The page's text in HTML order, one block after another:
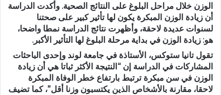
الوزن خلال مراحل البلوغ على النتائج الصحية. وأكدت الدراسة
أن زيادة الوزن المبكرة يكون لها تأثير كبير على صحتنا
لسنوات عديدة لاحقة، وأظهرت نتائج الدراسة نمطا واضحا،
هو: زيادة الوزن في بداية مرحلة البلوغ لها التأثير الأكبر.
تقول تانيا ستوكس، الأستاذة في جامعة لوند وإحدى الباحثات
المشاركات في الدراسة إن “النتيجة الأكثر ثباتا هي أن زيادة
الوزن في سن مبكرة ترتبط بارتفاع خطر الوفاة المبكرة
لاحقا، مقارنة بالأشخاص الذين يكتسبون وزنا أقل”، كما تضيف